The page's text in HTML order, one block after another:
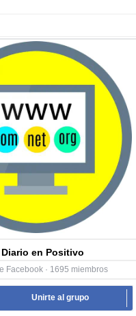
Diario en Positivo
Facebook · 1695 miembros
Unirte al grupo